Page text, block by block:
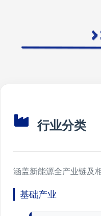
行业分类
涵盖新能源全产业链及
基础产业